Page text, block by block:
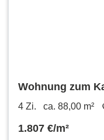
Wohnung zum
159.000 € 88 m²
4 Zi. ca. 88,00 m²
1.807 €/m²